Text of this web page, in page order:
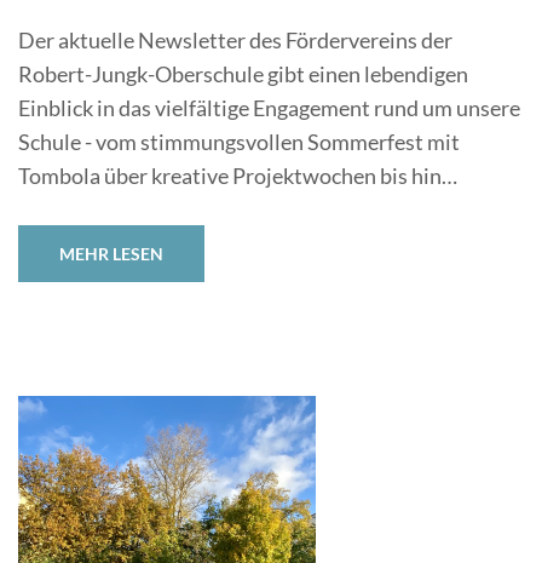
Der aktuelle Newsletter des Fördervereins der
Robert-Jungk-Oberschule gibt einen lebendigen
Einblick in das vielfältige Engagement rund um unsere
Schule - vom stimmungsvollen Sommerfest mit
Tombola über kreative Projektwochen bis hin…
MEHR LESEN